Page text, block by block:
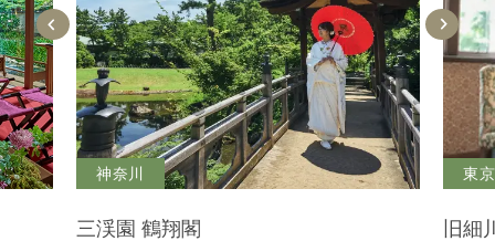
神奈川
三渓園 鶴翔閣
東京
旧細